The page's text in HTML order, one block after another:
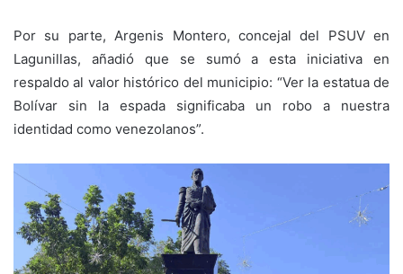
Por su parte, Argenis Montero, concejal del PSUV en
Lagunillas, añadió que se sumó a esta iniciativa en
respaldo al valor histórico del municipio: “Ver la estatua de
Bolívar sin la espada significaba un robo a nuestra
identidad como venezolanos”.